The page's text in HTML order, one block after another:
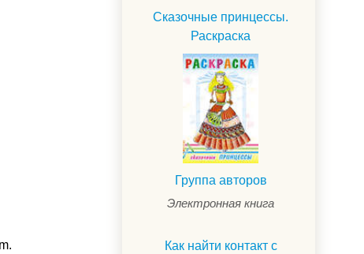
Сказочные принцессы.
Раскраска
Группа авторов
Электронная книга
Как найти контакт с